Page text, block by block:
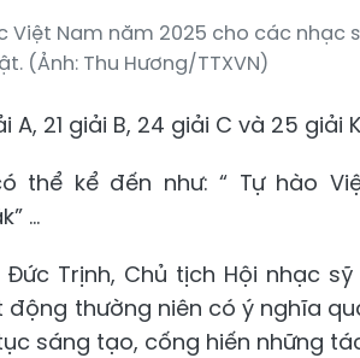
Nam năm 2025 cho các nhạc
(Ảnh: Thu Hương/TTXVN)
21 giải B, 24 giải C và 25 giải
kể đến như: “ Tự hào
...
Trịnh, Chủ tịch Hội nhạc
thường niên có ý nghĩa
sáng tạo, cống hiến những